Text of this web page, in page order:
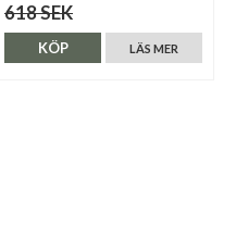
618 SEK
LÄS MER
KÖP